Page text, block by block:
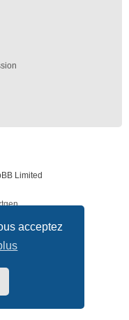
acceptez
Limited